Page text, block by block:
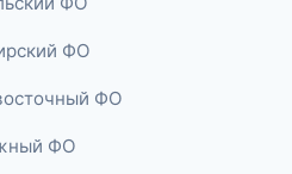
ФО
ФО
ФО